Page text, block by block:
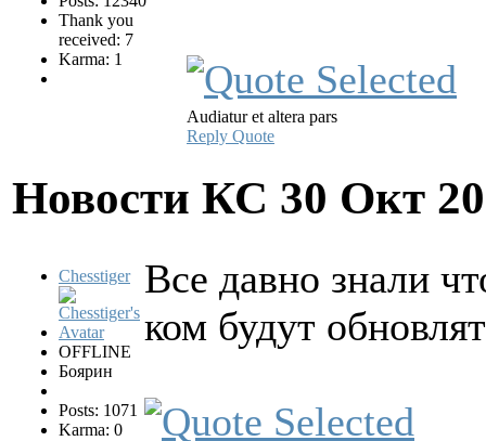
Thank you
received: 7
Karma: 1
Audiatur et altera pars
Reply Quote
Новости КС 30 Окт
Chesstiger
OFFLINE
Боярин
Posts: 1071
Karma: 0
Все давно знали
ком будут